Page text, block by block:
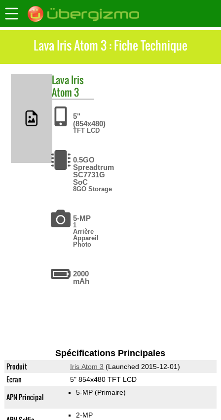
Lava Iris Atom 3 : Fiche Technique
LavaIris
Atom 3
5"
(854x480)
TFT LCD
0.5GO
Spreadtrum
SC7731G
SoC
8GO Storage
5-MP
1
Arrière
Appareil
Photo
2000
mAh
Spécifications Principales
Produit Iris Atom 3 (Launched 2015-12-01)
Ecran 5" 854x480 TFT LCD
APN Principal 5-MP (Primaire)
2-MP